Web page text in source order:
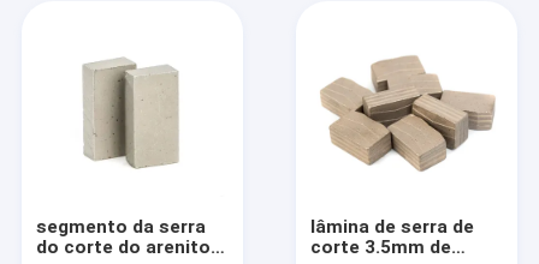
segmento da serra
do corte do arenito
lâmina de serra de
corte 3.5mm de